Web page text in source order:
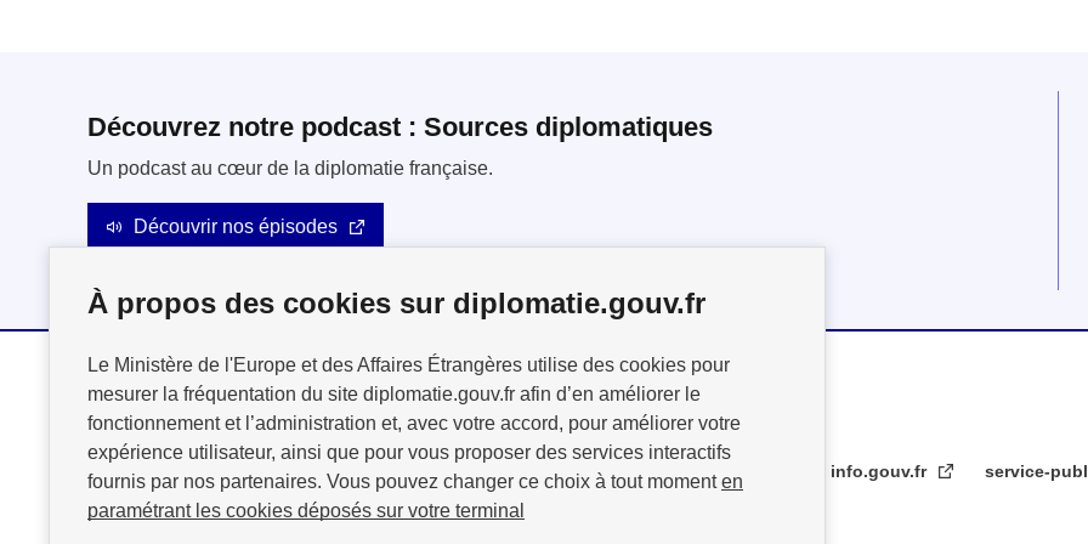
À propos des cookies sur diplomatie.gouv.fr
Le Ministère de l'Europe et des Affaires Étrangères utilise des cookies pour
mesurer la fréquentation du site diplomatie.gouv.fr afin d’en améliorer le
fonctionnement et l’administration et, avec votre accord, pour améliorer votre
expérience utilisateur, ainsi que pour vous proposer des services interactifs
fournis par nos partenaires. Vous pouvez changer ce choix à tout momenten
paramétrant les cookies déposés sur votre terminal
Découvrez notre podcast : Sources diplomatiques
Un podcast au cœur de la diplomatie française.
Découvrir nos épisodes
MINISTÈRE
DE L'EUROPE
ET DES AFFAIRES
ÉTRANGÈRES
info.gouv.fr service-